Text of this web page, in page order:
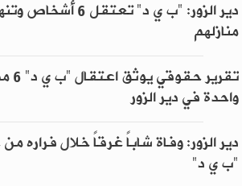
دير الزور: "ب ي د"
منازلهم
واحدة في دير الزور
دير الزور: وفاة شاباً غرقاً خلال فراره
"ب ي د"